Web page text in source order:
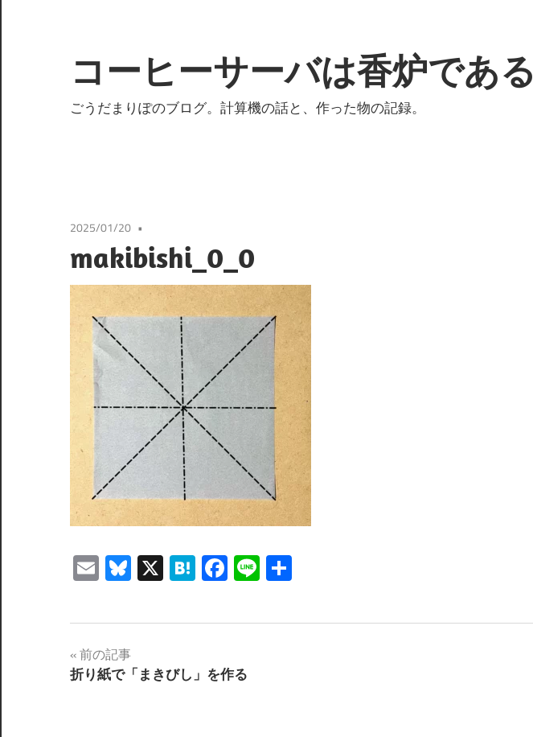
テ
ン
ツ
プ
コーヒーサーバは香炉である
ごうだまりぽのブログ。計算機の話と、作った物の記録。
2025/01/20
makibishi_0_0
EmailBluesky
X Hatena
Facebook
Line
投
稿
前の記事
折り紙で「まきびし」を作る